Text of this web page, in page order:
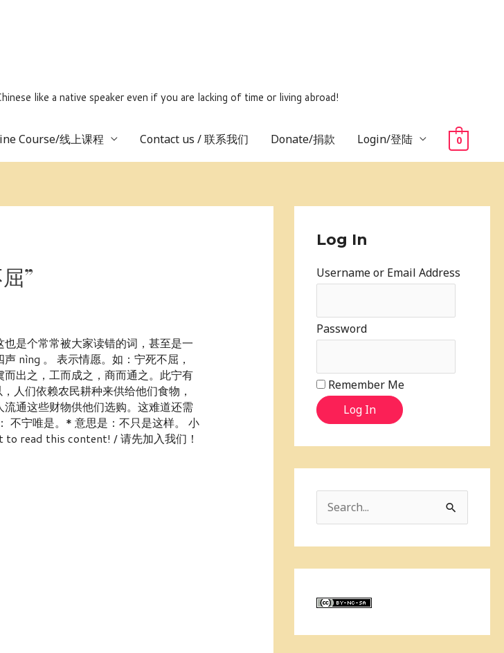
like a native speaker even if you are lacking of time or living abroad!
Course/线上课程 Contact us / 联系我们 Donate/捐款 Login/登陆 0
”
是个常常被大家读错的词，甚至是一
nìng 。 表示情愿。如：宁死不屈，
出之，工而成之，商而通之。此宁有
人们依赖农民耕种来供给他们食物，
通这些财物供他们选购。这难道还需
不宁唯是。* 意思是：不只是这样。 小
read this content! / 请先加入我们！
Log In
Username or Email Address
Password
Remember Me
Log In
c